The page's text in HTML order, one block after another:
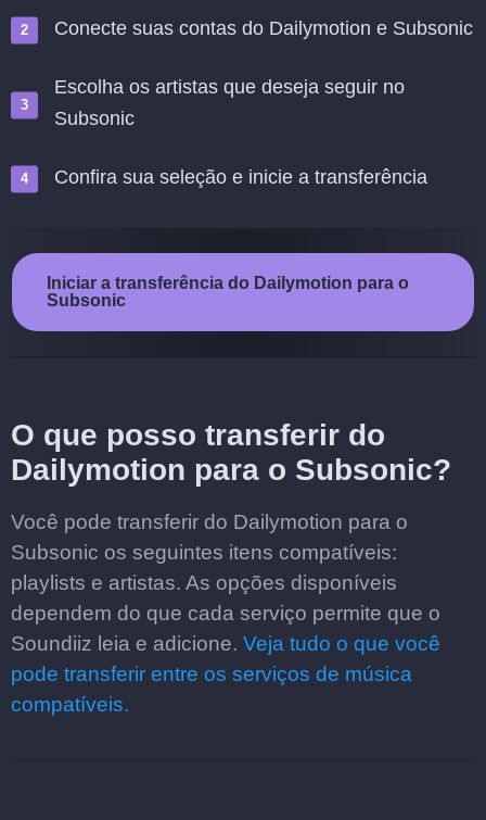
Conecte suas contas do Dailymotion e Subsonic
Escolha os artistas que deseja seguir no
Subsonic
Confira sua seleção e inicie a transferência
Iniciar a transferência do Dailymotion para o
Subsonic
O que posso transferir do
Dailymotion para o Subsonic?
Você pode transferir do Dailymotion para o
Subsonic os seguintes itens compatíveis:
playlists e artistas. As opções disponíveis
dependem do que cada serviço permite que o
Soundiiz leia e adicione. Veja tudo o que você
pode transferir entre os serviços de música
compatíveis.